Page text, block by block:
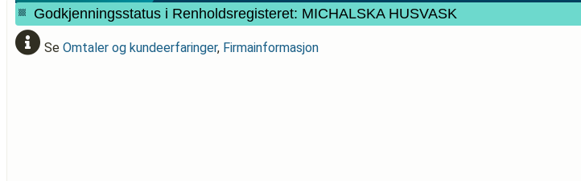
Godkjenningsstatus i Renholdsregisteret: MICHALSKA HUSVASK
Se Omtaler og kundeerfaringer, Firmainformasjon